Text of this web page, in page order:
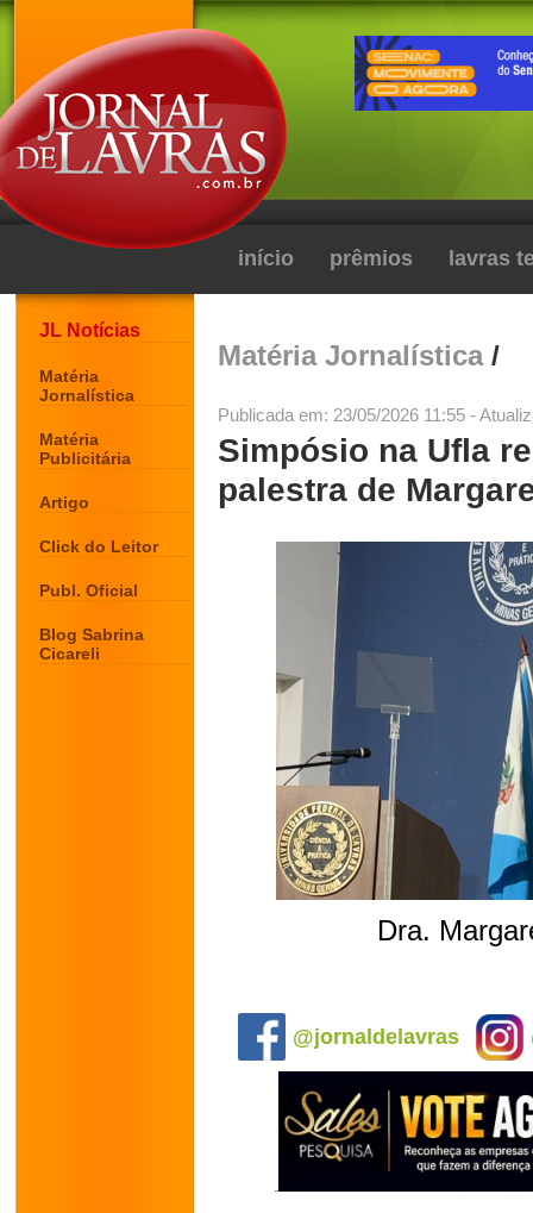
início prêmios lavras
JL Notícias
Matéria
Jornalística
Matéria
Publicitária
Artigo
Click do Leitor
Publ. Oficial
Blog Sabrina
Cicareli
Matéria Jornalística/
Publicada em: 23/05/2026 11:55 -
Simpósio na Ufla
palestra de
Dra.
@jornaldelavras